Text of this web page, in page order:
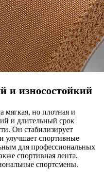
и износостойкий
мягкая, но плотная и
и длительный срок
Он стабилизирует
улучшает спортивные
для профессиональных
спортивная лента,
спортсмены.